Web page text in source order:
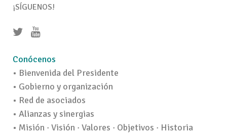
¡SÍGUENOS!
Conócenos
• Bienvenida del Presidente
• Gobierno y organización
• Red de asociados
• Alianzas y sinergias
• Misión · Visión · Valores · Objetivos · Historia